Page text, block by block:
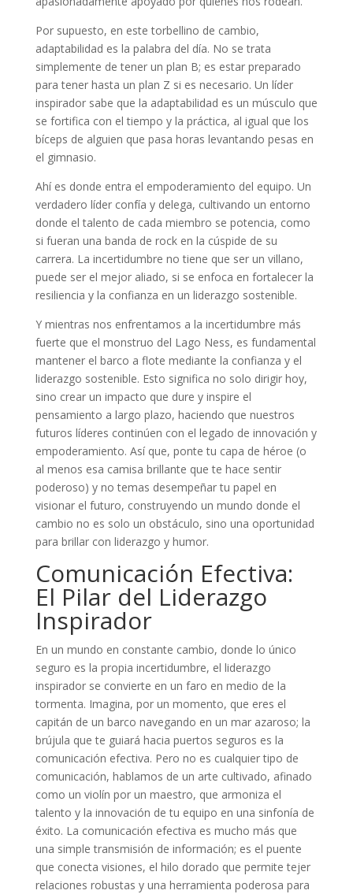
Por supuesto, en este torbellino de cambio,
adaptabilidad es la palabra del día. No se trata
simplemente de tener un plan B; es estar preparado
para tener hasta un plan Z si es necesario. Un líder
inspirador sabe que la adaptabilidad es un músculo que
se fortifica con el tiempo y la práctica, al igual que los
bíceps de alguien que pasa horas levantando pesas en
el gimnasio.
Ahí es donde entra el empoderamiento del equipo. Un
verdadero líder confía y delega, cultivando un entorno
donde el talento de cada miembro se potencia, como
si fueran una banda de rock en la cúspide de su
carrera. La incertidumbre no tiene que ser un villano,
puede ser el mejor aliado, si se enfoca en fortalecer la
resiliencia y la confianza en un liderazgo sostenible.
Y mientras nos enfrentamos a la incertidumbre más
fuerte que el monstruo del Lago Ness, es fundamental
mantener el barco a flote mediante la confianza y el
liderazgo sostenible. Esto significa no solo dirigir hoy,
sino crear un impacto que dure y inspire el
pensamiento a largo plazo, haciendo que nuestros
futuros líderes continúen con el legado de innovación y
empoderamiento. Así que, ponte tu capa de héroe (o
al menos esa camisa brillante que te hace sentir
poderoso) y no temas desempeñar tu papel en
visionar el futuro, construyendo un mundo donde el
cambio no es solo un obstáculo, sino una oportunidad
para brillar con liderazgo y humor.
Comunicación Efectiva:
El Pilar del Liderazgo
Inspirador
En un mundo en constante cambio, donde lo único
seguro es la propia incertidumbre, el liderazgo
inspirador se convierte en un faro en medio de la
tormenta. Imagina, por un momento, que eres el
capitán de un barco navegando en un mar azaroso; la
brújula que te guiará hacia puertos seguros es la
comunicación efectiva. Pero no es cualquier tipo de
comunicación, hablamos de un arte cultivado, afinado
como un violín por un maestro, que armoniza el
talento y la innovación de tu equipo en una sinfonía de
éxito. La comunicación efectiva es mucho más que
una simple transmisión de información; es el puente
que conecta visiones, el hilo dorado que permite tejer
relaciones robustas y una herramienta poderosa para